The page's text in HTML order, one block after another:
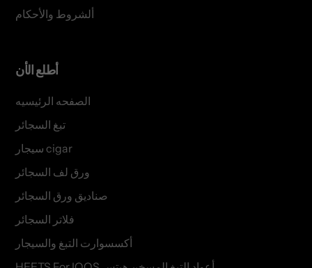
ألشروط والأحكام
أطلع الأن
الصفحه الرئيسيه
تبغ السجائر
سيجار cigar
ورق لف السجائر
صناديق ورق السجائر
فلاتر السجائر
أكسسوارت التبغ والسيجار